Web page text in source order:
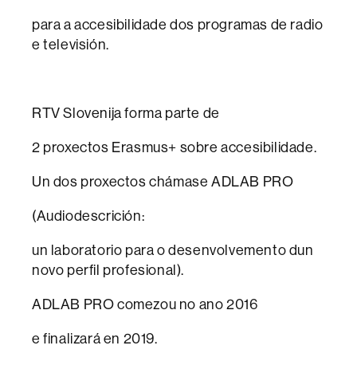
para a accesibilidade dos programas de radio
e televisión.
RTV Slovenija forma parte de
2 proxectos Erasmus+ sobre accesibilidade.
Un dos proxectos chámase ADLAB PRO
(Audiodescrición:
un laboratorio para o desenvolvemento dun
novo perfil profesional).
ADLAB PRO comezou no ano 2016
e finalizará en 2019.